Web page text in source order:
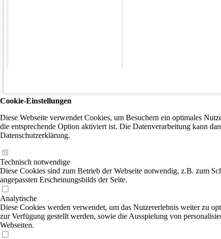
Cookie-Einstellungen
Diese Webseite verwendet Cookies, um Besuchern ein optimales
die entsprechende Option aktiviert ist. Die Datenverarbeitung kann
Datenschutzerklärung.
Technisch notwendige
Diese Cookies sind zum Betrieb der Webseite notwendig, z.B. zum
angepassten Erscheinungsbilds der Seite.
Analytische
Diese Cookies werden verwendet, um das Nutzererlebnis weiter zu
zur Verfügung gestellt werden, sowie die Ausspielung von
Webseiten.